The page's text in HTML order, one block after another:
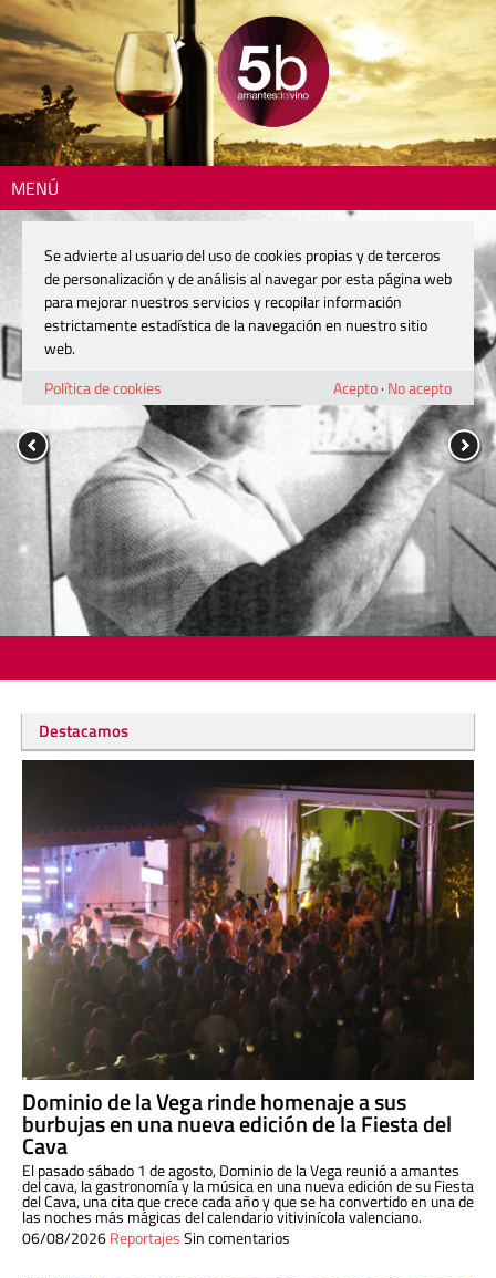
MENÚ
Destacamos
Dominio de la Vega rinde homenaje a sus
burbujas en una nueva edición de la Fiesta del
Cava
El pasado sábado 1 de agosto, Dominio de la Vega reunió a amantes
del cava, la gastronomía y la música en una nueva edición de su Fiesta
del Cava, una cita que crece cada año y que se ha convertido en una de
las noches más mágicas del calendario vitivinícola valenciano.
06/08/2026ReportajesSin comentarios
Se advierte al usuario del uso de cookies propias y de terceros
de personalización y de análisis al navegar por esta página web
para mejorar nuestros servicios y recopilar información
estrictamente estadística de la navegación en nuestro sitio
web.
Política de cookies
Acepto· No acepto